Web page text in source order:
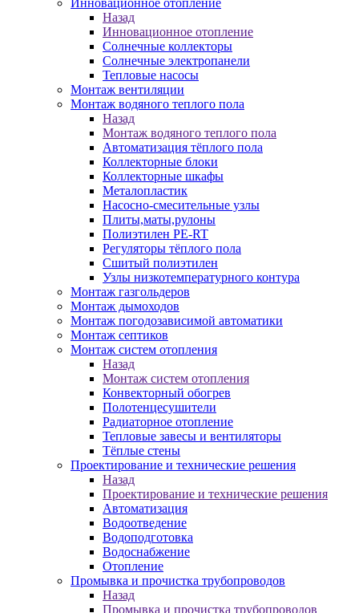
Инновационное отопление
Назад
Инновационное отопление
Солнечные коллекторы
Солнечные электропанели
Тепловые насосы
Монтаж вентиляции
Монтаж водяного теплого пола
Назад
Монтаж водяного теплого пола
Автоматизация тёплого пола
Коллекторные блоки
Коллекторные шкафы
Металопластик
Насосно-смесительные узлы
Плиты,маты,рулоны
Полиэтилен PE-RT
Регуляторы тёплого пола
Сшитый полиэтилен
Узлы низкотемпературного контура
Монтаж газгольдеров
Монтаж дымоходов
Монтаж погодозависимой автоматики
Монтаж септиков
Монтаж систем отопления
Назад
Монтаж систем отопления
Конвекторный обогрев
Полотенцесушители
Радиаторное отопление
Тепловые завесы и вентиляторы
Тёплые стены
Проектирование и технические решения
Назад
Проектирование и технические решения
Автоматизация
Водоотведение
Водоподготовка
Водоснабжение
Отопление
Промывка и прочистка трубопроводов
Назад
Промывка и прочистка трубопроводов